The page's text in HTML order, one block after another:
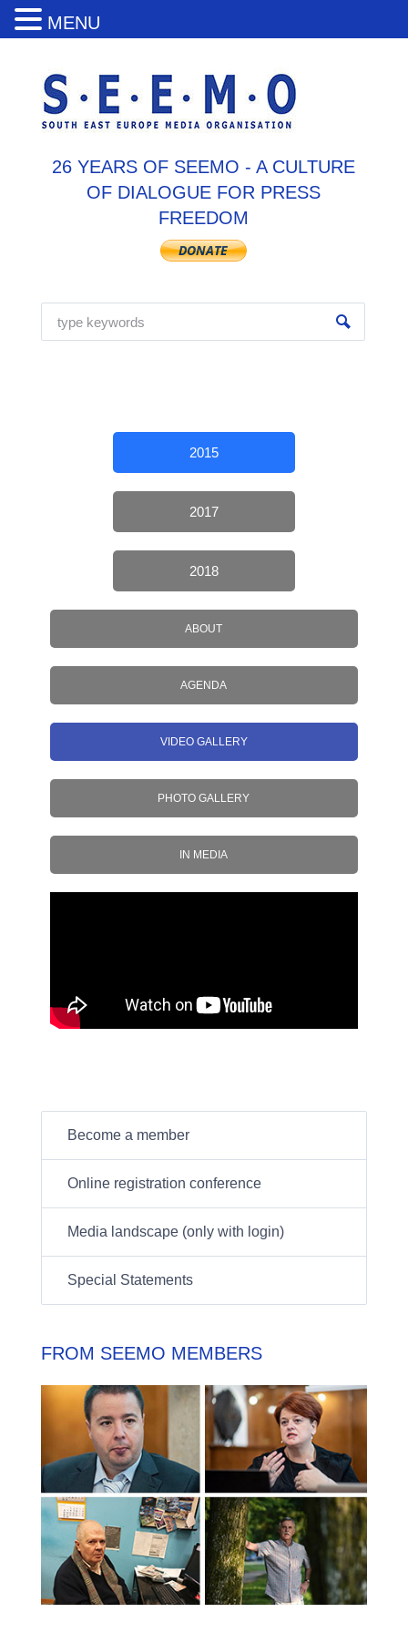
26 YEARS OF SEEMO - A CULTURE
OF DIALOGUE FOR PRESS
FREEDOM
2015
2017
2018
ABOUT
AGENDA
VIDEO GALLERY
PHOTO GALLERY
IN MEDIA
Become a member
Online registration conference
Media landscape (only with login)
Special Statements
FROM SEEMO MEMBERS
MENU